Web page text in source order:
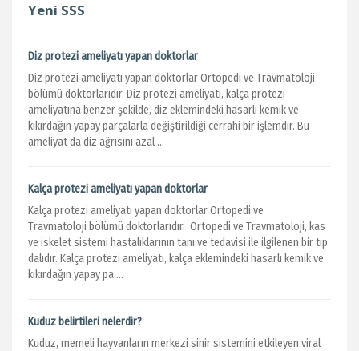
Yeni SSS
Diz protezi ameliyatı yapan doktorlar
Diz protezi ameliyatı yapan doktorlar Ortopedi ve Travmatoloji
bölümü doktorlarıdır. Diz protezi ameliyatı, kalça protezi
ameliyatına benzer şekilde, diz eklemindeki hasarlı kemik ve
kıkırdağın yapay parçalarla değiştirildiği cerrahi bir işlemdir. Bu
ameliyat da diz ağrısını azal ...
Kalça protezi ameliyatı yapan doktorlar
Kalça protezi ameliyatı yapan doktorlar Ortopedi ve
Travmatoloji bölümü doktorlarıdır. Ortopedi ve Travmatoloji, kas
ve iskelet sistemi hastalıklarının tanı ve tedavisi ile ilgilenen bir tıp
dalıdır. Kalça protezi ameliyatı, kalça eklemindeki hasarlı kemik ve
kıkırdağın yapay pa ...
Kuduz belirtileri nelerdir?
Kuduz, memeli hayvanların merkezi sinir sistemini etkileyen viral